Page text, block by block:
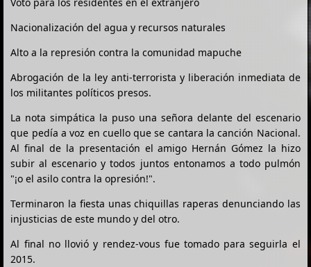
Nacionalización del agua y recursos naturales
Alto a la represión contra la comunidad mapuche
Abrogación de la ley anti-terrorista y liberación inmediata de
los militantes políticos presos.
La nota simpática la puso una señora delante del escenario
que pedía a voz en cuello que se cantara la canción Nacional.
Al final de la presentación el amigo Hernán Gómez la hizo
subir al escenario y todos juntos entonamos a todo pulmón
"¡o el asilo contra la opresión!".
Terminaron la fiesta unas chiquillas raperas denunciando las
injusticias de este mundo y del otro.
Al final no llovió y rendez-vous fue tomado para seguirla el
2015.